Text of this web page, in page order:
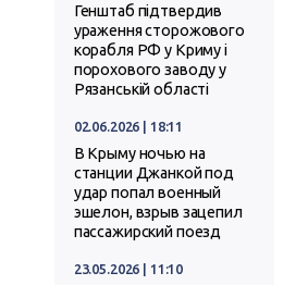
Генштаб підтвердив
ураження сторожового
корабля РФ у Криму і
порохового заводу у
Рязанській області
02.06.2026 | 18:11
В Крыму ночью на
станции Джанкой под
удар попал военный
эшелон, взрыв зацепил
пассажирский поезд
23.05.2026 | 11:10